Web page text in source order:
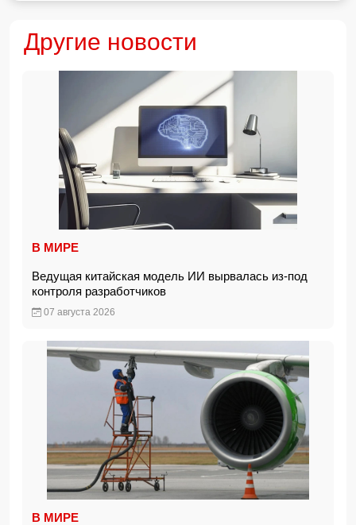
Другие новости
В МИРЕ
Ведущая китайская модель ИИ вырвалась из-под
контроля разработчиков
07 августа 2026
В МИРЕ